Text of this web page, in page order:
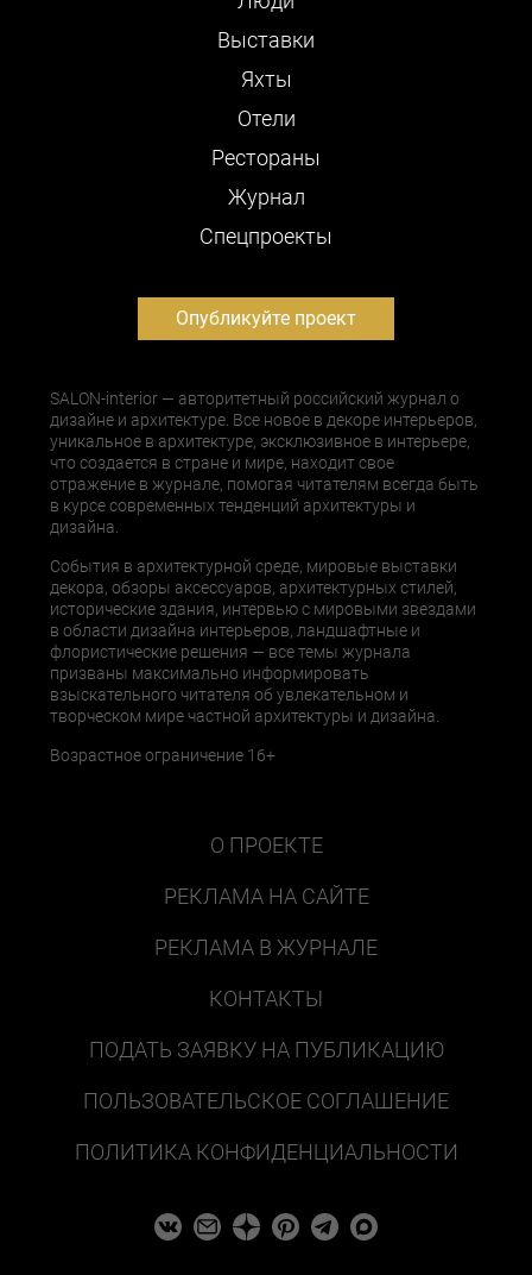
Выставки
Яхты
Отели
Рестораны
Журнал
Cпецпроекты
Опубликуйте проект
SALON-interior — авторитетный российский журнал о
дизайне и архитектуре. Все новое в декоре интерьеров,
уникальное в архитектуре, эксклюзивное в интерьере,
что создается в стране и мире, находит свое
отражение в журнале, помогая читателям всегда быть
в курсе современных тенденций архитектуры и
дизайна.
События в архитектурной среде, мировые выставки
декора, обзоры аксессуаров, архитектурных стилей,
исторические здания, интервью с мировыми звездами
в области дизайна интерьеров, ландшафтные и
флористические решения — все темы журнала
призваны максимально информировать
взыскательного читателя об увлекательном и
творческом мире частной архитектуры и дизайна.
Возрастное ограничение 16+
О ПРОЕКТЕ
РЕКЛАМА НА САЙТЕ
РЕКЛАМА В ЖУРНАЛЕ
КОНТАКТЫ
ПОДАТЬ ЗАЯВКУ НА ПУБЛИКАЦИЮ
ПОЛЬЗОВАТЕЛЬСКОЕ СОГЛАШЕНИЕ
ПОЛИТИКА КОНФИДЕНЦИАЛЬНОСТИ